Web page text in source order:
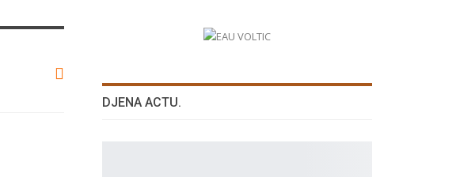
DJENA ACTU.